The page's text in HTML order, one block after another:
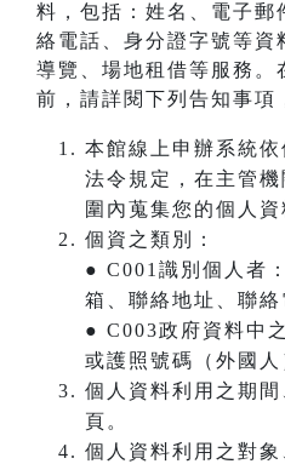
料，包括：姓名、電子郵
絡電話、身分證字號等資
導覽、場地租借等服務。
前，請詳閱下列告知事項
本館線上申辦系統
法令規定，在主管
圍內蒐集您的個人資
個資之類別：
● C001識別個人者
箱、聯絡地址、聯絡
● C003政府資料中
或護照號碼（外國人
個人資料利用之期
頁。
個人資料利用之對